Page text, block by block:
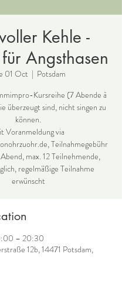
Kehle -
Angsthasen
01 Oct
  |
Potsdam
Kursreihe (7 Abende à
überzeugt sind, nicht singen zu
können.
Voranmeldung via
Teilnahmegebühr
max. 12 Teilnehmende,
regelmäßige Teilnahme
erwünscht
– 20:30
12b, 14471 Potsdam,